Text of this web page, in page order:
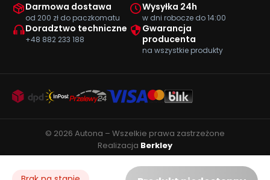
Darmowa dostawa
od 200 zł do paczkomatu
Wysyłka 24h
w dni robocze do 14:00
Doradztwo techniczne
+48 882 233 188
Gwarancja
producenta
na wszystkie produkty
© 2026 Autona – Wszelkie prawa zastrzeżone
Realizacja Berkley